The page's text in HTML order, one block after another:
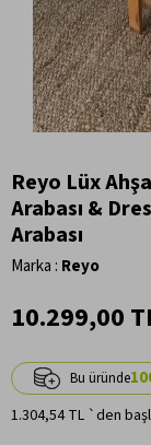
Reyo Lüx
Arabası &
Arabası
Marka : Reyo
10.299,00
1.304,54 TL `den